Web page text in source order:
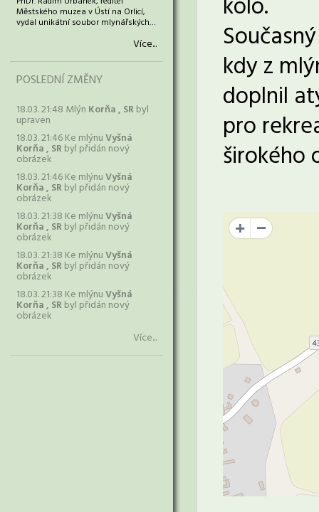
Městského muzea v Ústí na Orlicí,
vydal unikátní soubor mlynářských…
Více...
POSLEDNÍ ZMĚNY
18.03. 21:48 Mlýn Korňa , SRbyl
upraven
18.03. 21:46 Ke mlýnuVyšná
Korňa , SRbyl přidán nový
obrázek
18.03. 21:46 Ke mlýnuVyšná
Korňa , SRbyl přidán nový
obrázek
18.03. 21:38 Ke mlýnuVyšná
Korňa , SRbyl přidán nový
obrázek
18.03. 21:38 Ke mlýnuVyšná
Korňa , SRbyl přidán nový
obrázek
18.03. 21:38 Ke mlýnuVyšná
Korňa , SRbyl přidán nový
obrázek
Více...
kolo.
kdy z
doplnil
pro
širokého
+